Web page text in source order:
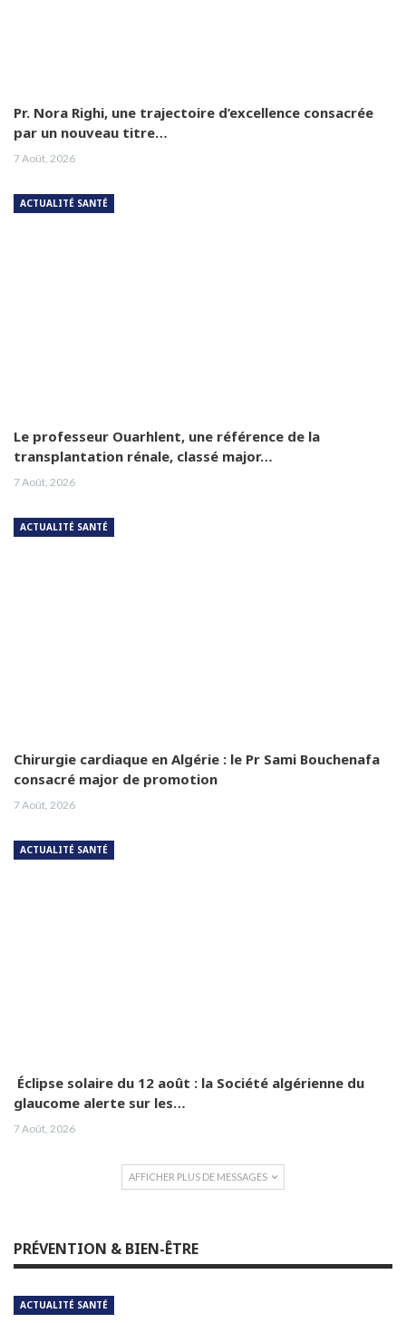
Pr. Nora Righi, une trajectoire d’excellence consacrée
par un nouveau titre…
7 Août, 2026
ACTUALITÉ SANTÉ
Le professeur Ouarhlent, une référence de la
transplantation rénale, classé major…
7 Août, 2026
ACTUALITÉ SANTÉ
Chirurgie cardiaque en Algérie : le Pr Sami Bouchenafa
consacré major de promotion
7 Août, 2026
ACTUALITÉ SANTÉ
Éclipse solaire du 12 août : la Société algérienne du
glaucome alerte sur les…
7 Août, 2026
AFFICHER PLUS DE MESSAGES
PRÉVENTION & BIEN-ÊTRE
ACTUALITÉ SANTÉ